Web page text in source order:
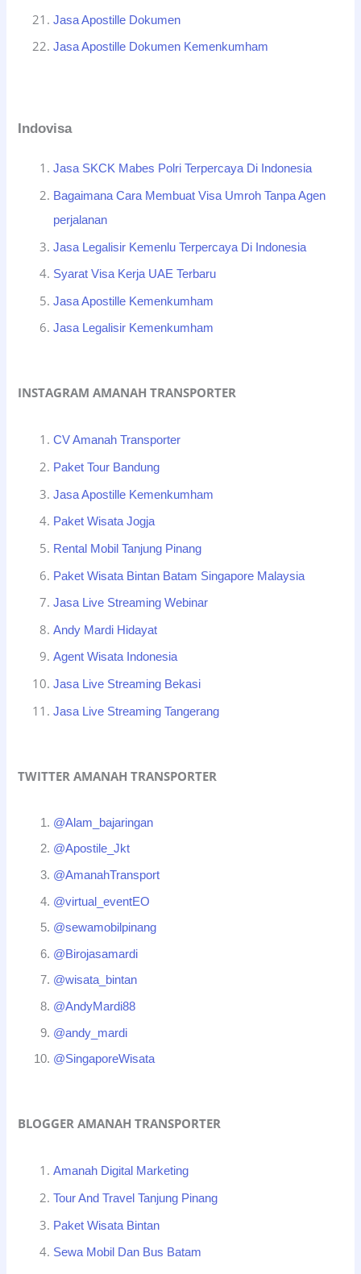
Jasa Apostille Dokumen
Jasa Apostille Dokumen Kemenkumham
Indovisa
Jasa SKCK Mabes Polri Terpercaya Di Indonesia
Bagaimana Cara Membuat Visa Umroh Tanpa Agen
perjalanan
Jasa Legalisir Kemenlu Terpercaya Di Indonesia
Syarat Visa Kerja UAE Terbaru
Jasa Apostille Kemenkumham
Jasa Legalisir Kemenkumham
INSTAGRAM AMANAH TRANSPORTER
CV Amanah Transporter
Paket Tour Bandung
Jasa Apostille Kemenkumham
Paket Wisata Jogja
Rental Mobil Tanjung Pinang
Paket Wisata Bintan Batam Singapore Malaysia
Jasa Live Streaming Webinar
Andy Mardi Hidayat
Agent Wisata Indonesia
Jasa Live Streaming Bekasi
Jasa Live Streaming Tangerang
TWITTER AMANAH TRANSPORTER
@Alam_bajaringan
@Apostile_Jkt
@AmanahTransport
@virtual_eventEO
@sewamobilpinang
@Birojasamardi
@wisata_bintan
@AndyMardi88
@andy_mardi
@SingaporeWisata
BLOGGER AMANAH TRANSPORTER
Amanah Digital Marketing
Tour And Travel Tanjung Pinang
Paket Wisata Bintan
Sewa Mobil Dan Bus Batam